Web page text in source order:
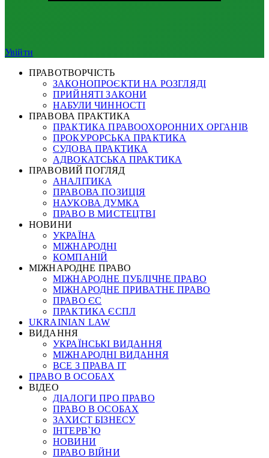
Увійти
ПРАВОТВОРЧІСТЬ
ЗАКОНОПРОЄКТИ НА РОЗГЛЯДІ
ПРИЙНЯТІ ЗАКОНИ
НАБУЛИ ЧИННОСТІ
ПРАВОВА ПРАКТИКА
ПРАКТИКА ПРАВООХОРОННИХ ОРГАНІВ
ПРОКУРОРСЬКА ПРАКТИКА
СУДОВА ПРАКТИКА
АДВОКАТСЬКА ПРАКТИКА
ПРАВОВИЙ ПОГЛЯД
АНАЛІТИКА
ПРАВОВА ПОЗИЦІЯ
НАУКОВА ДУМКА
ПРАВО В МИСТЕЦТВІ
НОВИНИ
УКРАЇНА
МІЖНАРОДНІ
КОМПАНІЙ
МІЖНАРОДНЕ ПРАВО
МІЖНАРОДНЕ ПУБЛІЧНЕ ПРАВО
МІЖНАРОДНЕ ПРИВАТНЕ ПРАВО
ПРАВО ЄС
ПРАКТИКА ЄСПЛ
UKRAINIAN LAW
ВИДАННЯ
УКРАЇНСЬКІ ВИДАННЯ
МІЖНАРОДНІ ВИДАННЯ
ВСЕ З ПРАВА ІТ
ПРАВО В ОСОБАХ
ВІДЕО
ДІАЛОГИ ПРО ПРАВО
ПРАВО В ОСОБАХ
ЗАХИСТ БІЗНЕСУ
ІНТЕРВ`Ю
НОВИНИ
ПРАВО ВІЙНИ